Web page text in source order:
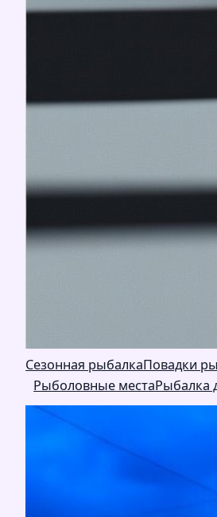
Сезонная рыбалкаПовадки
Рыболовные местаРыбалка